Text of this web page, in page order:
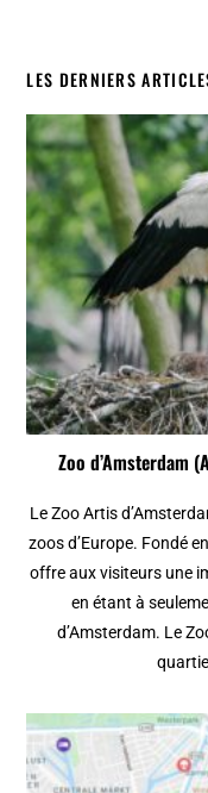
LES DERNIERS
Zoo d’Amsterdam
Le Zoo Artis
zoos d’Europe. Fondé
offre aux visiteurs une
en étant à
d’Amsterdam. Le